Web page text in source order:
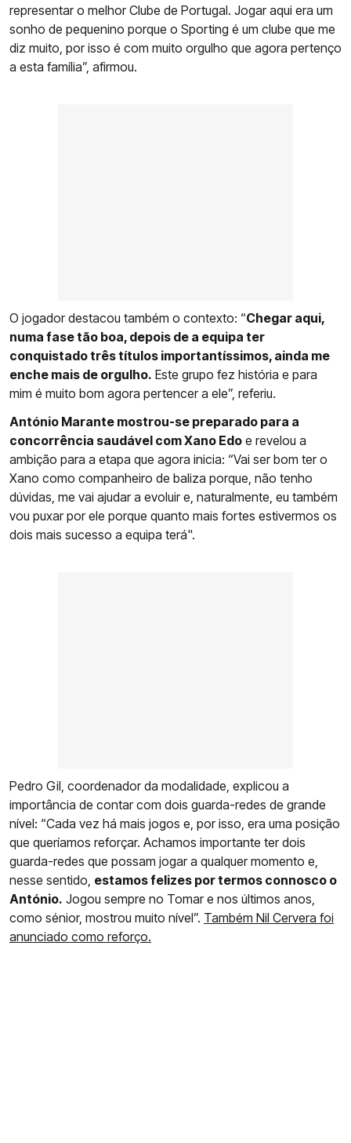
representar o melhor Clube de Portugal. Jogar aqui era um
sonho de pequenino porque o Sporting é um clube que me
diz muito, por isso é com muito orgulho que agora pertenço
a esta família”, afirmou.
O jogador destacou também o contexto: “Chegar aqui,
numa fase tão boa, depois de a equipa ter
conquistado três títulos importantíssimos, ainda me
enche mais de orgulho. Este grupo fez história e para
mim é muito bom agora pertencer a ele”, referiu.
António Marante mostrou-se preparado para a
concorrência saudável com Xano Edo e revelou a
ambição para a etapa que agora inicia: “Vai ser bom ter o
Xano como companheiro de baliza porque, não tenho
dúvidas, me vai ajudar a evoluir e, naturalmente, eu também
vou puxar por ele porque quanto mais fortes estivermos os
dois mais sucesso a equipa terá".
Pedro Gil, coordenador da modalidade, explicou a
importância de contar com dois guarda-redes de grande
nível: “Cada vez há mais jogos e, por isso, era uma posição
que queríamos reforçar. Achamos importante ter dois
guarda-redes que possam jogar a qualquer momento e,
nesse sentido, estamos felizes por termos connosco o
António. Jogou sempre no Tomar e nos últimos anos,
como sénior, mostrou muito nível”. Também Nil Cervera foi
anunciado como reforço.